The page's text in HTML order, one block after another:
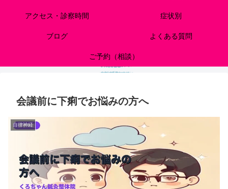
アクセス・診察時間 症状別
ブログ よくある質問
ご予約（相談）
会議前に下痢でお悩みの方へ
自律神経